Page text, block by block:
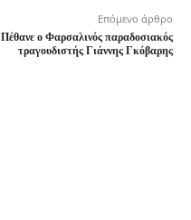
Επόμενο άρθρο
Πέθανε ο Φαρσαλινός παραδοσιακός
τραγουδιστής Γιάννης Γκόβαρης